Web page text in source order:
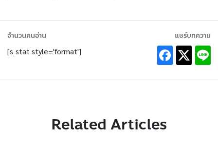
จำนวนคนอ่าน
[s_stat style='format']
แชร์บทความ
Related Articles